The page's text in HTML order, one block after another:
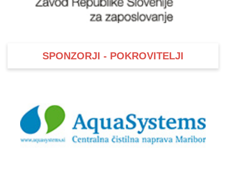
SPONZORJI - POKROVITELJI